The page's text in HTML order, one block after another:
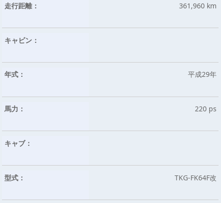
走行距離： 361,960 km
キャビン：
年式： 平成29年
馬力： 220 ps
キャブ：
型式： TKG-FK64F改